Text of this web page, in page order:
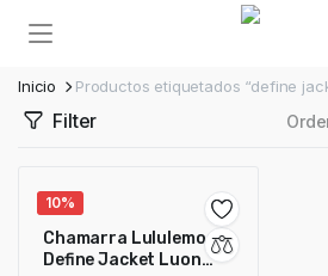
Inicio Productos etiquetados “define
Filter
10%
Chamarra Lululemon
Define Jacket Luon